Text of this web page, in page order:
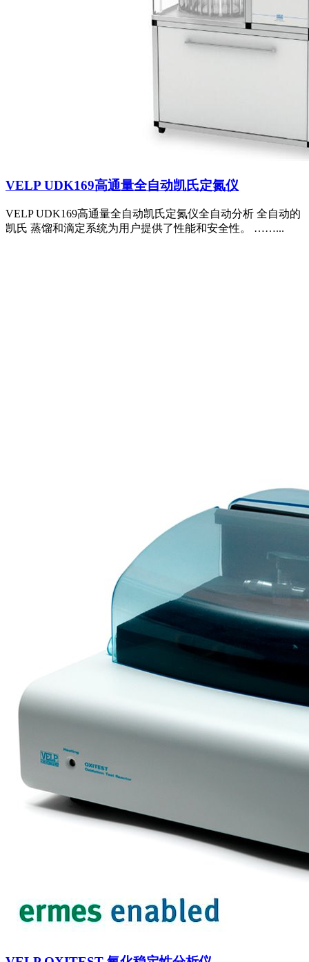
VELP UDK169高通量全自动凯氏定氮仪
VELP UDK169高通量全自动凯氏定氮仪全自动分析 全自动的
凯氏 蒸馏和滴定系统为用户提供了性能和安全性。 ……...